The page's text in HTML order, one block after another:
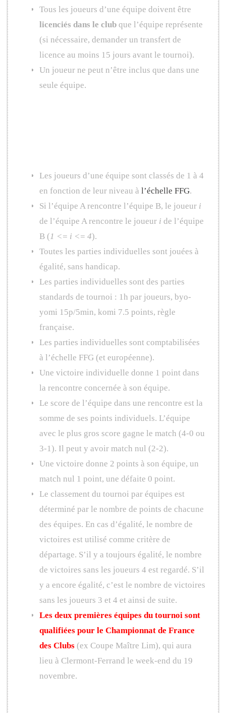
Tous les joueurs d’une équipe doivent être
licenciés dans le club que l’équipe représente
(si nécessaire, demander un transfert de
licence au moins 15 jours avant le tournoi).
Un joueur ne peut n’être inclus que dans une
seule équipe.
Les joueurs d’une équipe sont classés de 1 à 4
en fonction de leur niveau à l’échelle FFG.
Si l’équipe A rencontre l’équipe B, le joueur i
de l’équipe A rencontre le joueur i de l’équipe
B (1 <= i <= 4).
Toutes les parties individuelles sont jouées à
égalité, sans handicap.
Les parties individuelles sont des parties
standards de tournoi : 1h par joueurs, byo-
yomi 15p/5min, komi 7.5 points, règle
française.
Les parties individuelles sont comptabilisées
à l’échelle FFG (et européenne).
Une victoire individuelle donne 1 point dans
la rencontre concernée à son équipe.
Le score de l’équipe dans une rencontre est la
somme de ses points individuels. L’équipe
avec le plus gros score gagne le match (4-0 ou
3-1). Il peut y avoir match nul (2-2).
Une victoire donne 2 points à son équipe, un
match nul 1 point, une défaite 0 point.
Le classement du tournoi par équipes est
déterminé par le nombre de points de chacune
des équipes. En cas d’égalité, le nombre de
victoires est utilisé comme critère de
départage. S’il y a toujours égalité, le nombre
de victoires sans les joueurs 4 est regardé. S’il
y a encore égalité, c’est le nombre de victoires
sans les joueurs 3 et 4 et ainsi de suite.
Les deux premières équipes du tournoi sont
qualifiées pour le Championnat de France
des Clubs (ex Coupe Maître Lim), qui aura
lieu à Clermont-Ferrand le week-end du 19
novembre.